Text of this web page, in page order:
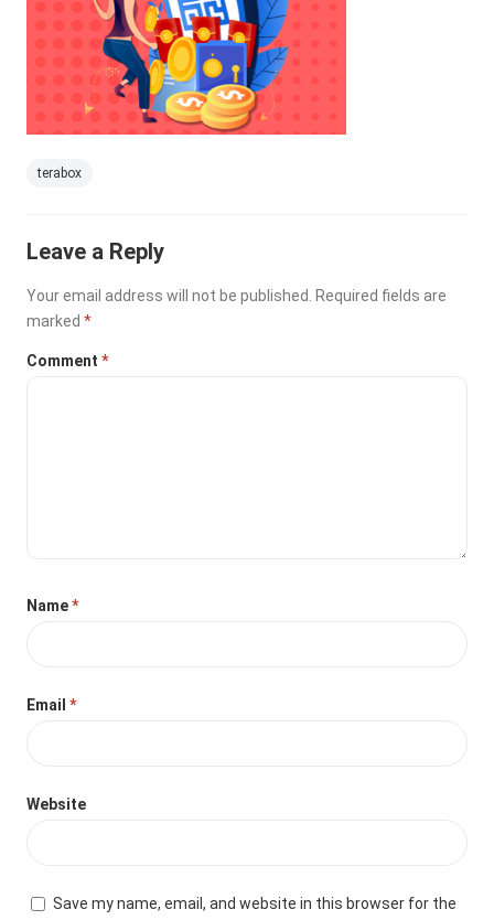
terabox
Leave a Reply
Your email address will not be published.
Required fields are
marked*
Comment*
Name*
Email*
Website
Save my name, email, and website in this browser for the